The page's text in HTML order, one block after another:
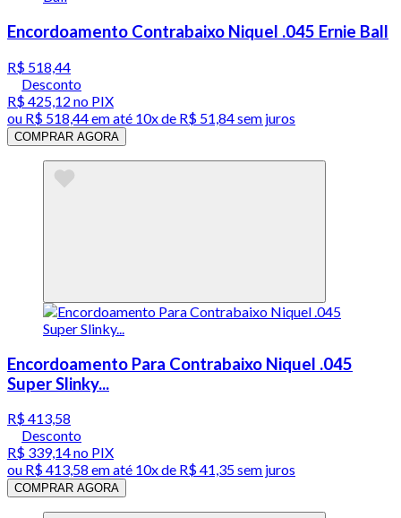
Encordoamento Contrabaixo Niquel .045 Ernie Ball
R$ 518,44
Desconto
R$ 425,12 no PIX
ou R$ 518,44em até 10x de R$ 51,84 sem juros
COMPRAR AGORA
Encordoamento Para Contrabaixo Niquel .045
Super Slinky...
R$ 413,58
Desconto
R$ 339,14no PIX
ou R$ 413,58 em até 10x de R$ 41,35 sem juros
COMPRAR AGORA